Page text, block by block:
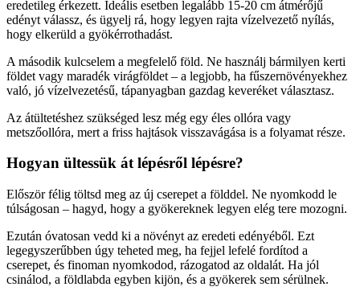
eredetileg érkezett. Ideális esetben legalább 15-20 cm átmérőjű
edényt válassz, és ügyelj rá, hogy legyen rajta vízelvezető nyílás,
hogy elkerüld a gyökérrothadást.
A második kulcselem a megfelelő föld. Ne használj bármilyen kerti
földet vagy maradék virágföldet – a legjobb, ha fűszernövényekhez
való, jó vízelvezetésű, tápanyagban gazdag keveréket választasz.
Az átültetéshez szükséged lesz még egy éles ollóra vagy
metszőollóra, mert a friss hajtások visszavágása is a folyamat része.
Hogyan ültessük át lépésről lépésre?
Először félig töltsd meg az új cserepet a földdel. Ne nyomkodd le
túlságosan – hagyd, hogy a gyökereknek legyen elég tere mozogni.
Ezután óvatosan vedd ki a növényt az eredeti edényéből. Ezt
legegyszerűbben úgy teheted meg, ha fejjel lefelé fordítod a
cserepet, és finoman nyomkodod, rázogatod az oldalát. Ha jól
csinálod, a földlabda egyben kijön, és a gyökerek sem sérülnek.